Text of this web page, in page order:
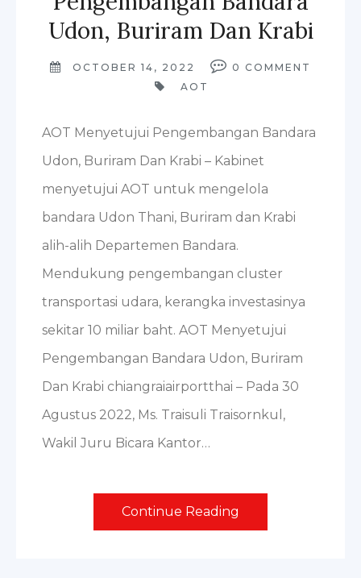
Udon, Buriram Dan Krabi
OCTOBER 14, 2022 0 COMMENT
AOT
AOT Menyetujui Pengembangan Bandara
Udon, Buriram Dan Krabi – Kabinet
menyetujui AOT untuk mengelola
bandara Udon Thani, Buriram dan Krabi
alih-alih Departemen Bandara.
Mendukung pengembangan cluster
transportasi udara, kerangka investasinya
sekitar 10 miliar baht. AOT Menyetujui
Pengembangan Bandara Udon, Buriram
Dan Krabi chiangraiairportthai – Pada 30
Agustus 2022, Ms. Traisuli Traisornkul,
Wakil Juru Bicara Kantor…
Continue Reading